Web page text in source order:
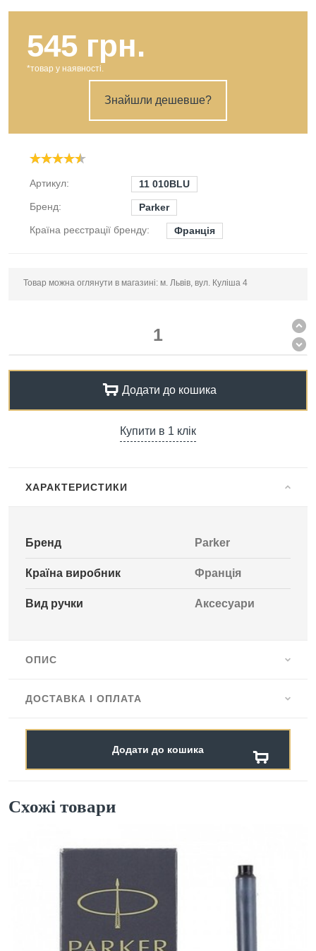
545 грн.
*товар у наявності.
Знайшли дешевше?
Артикул:
11 010BLU
Бренд:
Parker
Країна реєстрації бренду:
Франція
Товар можна оглянути в магазині: м. Львів, вул. Куліша 4
Додати до кошика
Купити в 1 клік
ХАРАКТЕРИСТИКИ
Бренд Parker
Країна виробник Франція
Вид ручки Аксесуари
ОПИС
ДОСТАВКА І ОПЛАТА
Додати до кошика
Схожі товари